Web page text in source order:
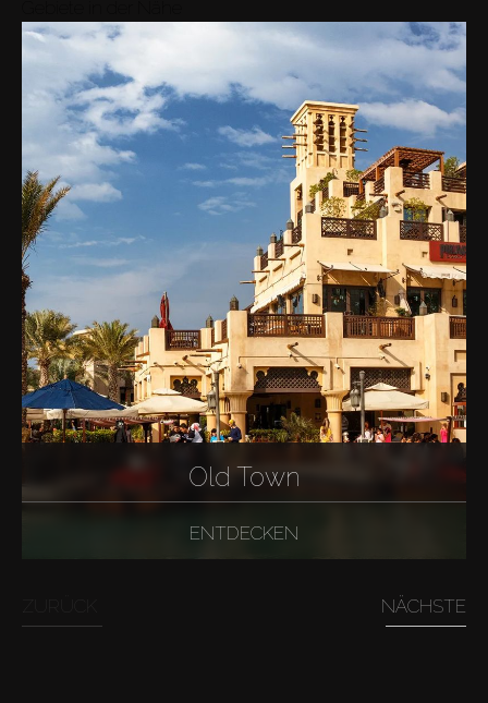
Old Town
ENTDECKEN
NÄCHSTE